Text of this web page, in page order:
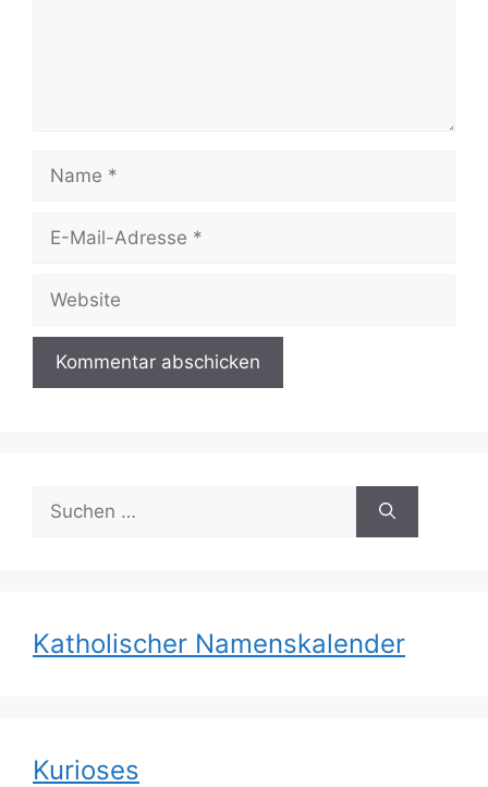
Name
Website
Suchen
nach:
Katholischer Namenskalender
Kurioses